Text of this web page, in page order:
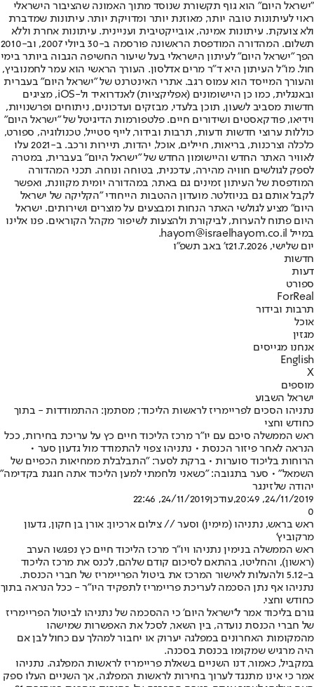
"ישראל היום" הוא גוף תקשורת שנוסד מתוך האמונה שהציבור הישראלי
ראוי לעיתונות טובה יותר, מאוזנת יותר ומדויקת יותר. עיתונות שמדברת
ולא צועקת. עיתונות אמינה, אובייקטיבית ועניינית. עיתונות אחרת וללא
תשלום. המהדורה המודפסת הראשונה פורסמה ב-30 ביולי 2007, וב-2010
הפך "ישראל היום" לעיתון הישראלי בעל שיעור החשיפה הגבוה ביותר בימי
חול. מו"ל העיתון היא ד"ר מרים אדלסון. העורך הראשי הוא עמר לחמנוביץ,
והעורך המייסד הוא עמוס רגב. אתרי האינטרנט של "ישראל היום" בעברית
ובאנגלית, כמו כן היישומונים (אפליקציות) לאנדרואיד ול-iOS, מציגים
חדשות מסביב לשעון, תוכן בלעדי, מבזקים ועדכונים, ניתוחים ופרשנויות,
וידיאו, פודקאסטים ושידורים חיים. פלטפורמות הדיגיטל של "ישראל היום"
כוללות ערוצי חדשות ודעות, תרבות ובידור, לייף סטייל, טכנולוגיה, ספורט,
כלכלה וצרכנות, בריאות, חיילים, אוכל, יהדות, תיירות ורכב. ב-2021 עלו
לאוויר האתר החדש והיישומון החדש של "ישראל היום" בעברית, במטרה
לספק לגולשים חוויה מהירה, עדכנית, בטוחה ונוחה. תכני המהדורה
המודפסת של העיתון זמינים גם באתר, במהדורה יומית מקוונת, ואפשר
לקבל אותם גם בניוזלטר. מועדון ההטבות הייחודי "הקליקה של ישראל
היום" מציע לגולשי האתר הנחות ומבצעים על מוצרים ושירותים. ישראל
היום פתוח להערות, לביקורת ולהצעות לשיפור מקהל הקוראים. פנו אלינו
במייל hayom@israelhayom.co.il.
יום שלישי, 21.7.2026
ז' באב תשפ"ו
חדשות
דעות
ספורט
ForReal
תרבות ובידור
אוכל
מגזין
אנחנו מגייסים
English
X
מוספים
ישראל השבוע
נתניהו הסכים לפריימריז לראשות הליכוד; מסתמן: ההתמודדות - בתוך
כחודש וחצי
ראש הממשלה סיכם עם יו"ר מרכז הליכוד חיים כץ על עריכת בחירות, ככל
הנראה לאחר פיזור הכנסת • נתניהו צפוי להתמודד מול גדעון סער •
הרוחות בליכוד סוערות • ברקת לסער: "התבלבלת ממחיאות הכפיים של
השמאל" • סער בתגובה: "כשאני נלחמתי למען הליכוד אתה חגגת בקדימה"
יהודה שלזינגר
24/11/2019, 20:49
,עודכן24/11/2019, 22:46
0
ראש בראש, נתניהו (מימין) וסער // צילום ארכיון: אורן בן חקון, גדעון
מרקוביץ'
ראש הממשלה בנימין נתניהו ויו"ר מרכז הליכוד חיים כץ נפגשו הערב
(ראשון), והחליטו, בהתאם לסיכום קודם שלהם, לכנס את מרכז הליכוד
ב-5.12 ולהעלות לאישור המרכז את ביטול הפריימריז של חברי הכנסת.
נתניהו אף נתן הסכמה לעריכת פריימריז לתפקיד היו"ר - ככל הנראה בתוך
כחודש וחצי.
גורם בליכוד אמר ל'ישראל היום' כי ההסכמה של נתניהו לביטול הפריימריז
של חברי הכנסת נועדה, בין השאר, לסכל את האפשרות שמישהו
מהמקומות האחרונים במפלגה יערוק או יחבור למהלך עם כחול לבן אם
היה מרגיש שמקומו בכנסת בסכנה.
במקביל, כאמור, דנו השניים בשאלת פריימריז לראשות המפלגה. נתניהו
אמר כי אינו מתנגד לערוך בחירות לראשות המפלגה, אך השניים העלו ספק